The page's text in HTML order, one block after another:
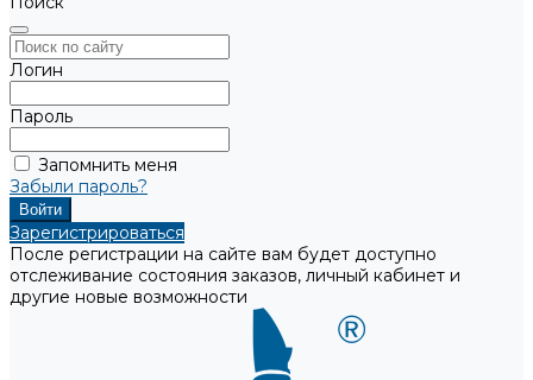
Логин
Пароль
Запомнить меня
Забыли пароль?
Зарегистрироваться
После регистрации на сайте вам будет доступно
отслеживание состояния заказов, личный кабинет и
другие новые возможности